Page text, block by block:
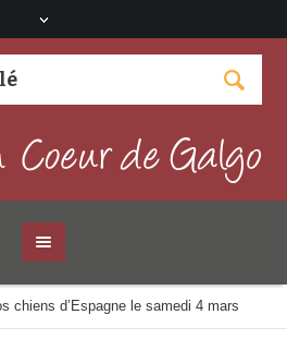
chiens d’Espagne le samedi 4 mars